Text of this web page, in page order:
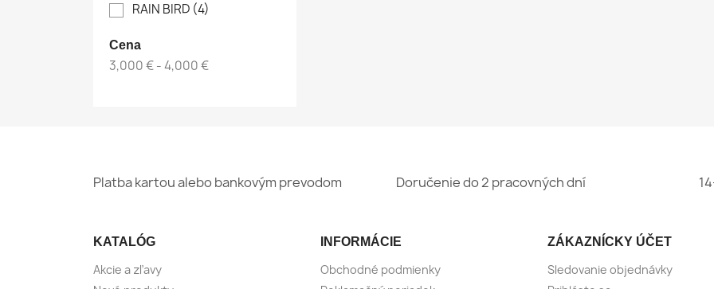
RAIN BIRD (4)
Cena
3,000 € - 4,000 €
Platba kartou alebo bankovým prevodom Doručenie do 2 pracovných dní
KATALÓG
Akcie a zľavy
INFORMÁCIE
Obchodné podmienky
ZÁKAZNÍCKY ÚČET
Sledovanie objednávky